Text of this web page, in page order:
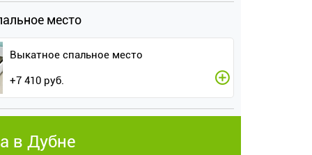
место
Выкатное спальное место
+7 410 руб.
в Дубне